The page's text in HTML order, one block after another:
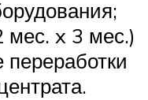
мес. x 3 мес.)
переработки